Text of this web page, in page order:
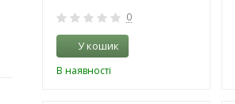
0
У кошик
В наявності